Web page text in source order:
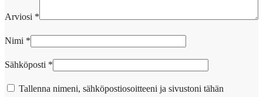
Arviosi *
Nimi *
Sähköposti *
Tallenna nimeni, sähköpostiosoitteeni ja sivustoni tähän